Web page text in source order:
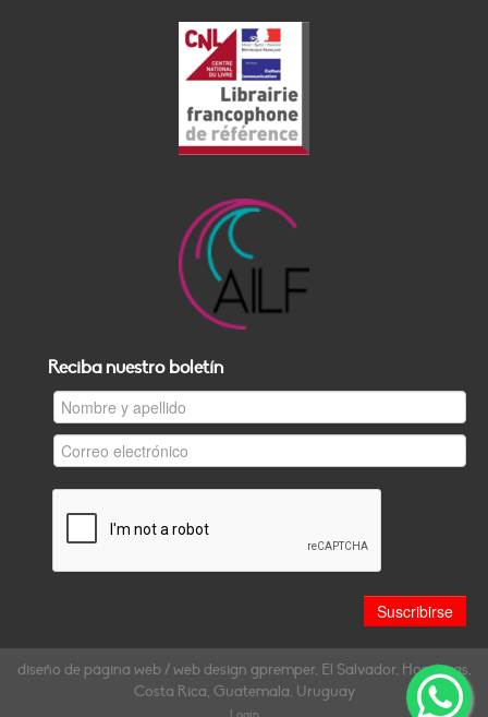
Reciba nuestro boletín
diseño de página web / web design gpremper, El Salvador, Honduras,
Costa Rica, Guatemala, Uruguay
Login